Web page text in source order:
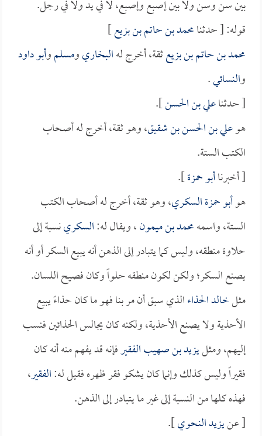
بين سن وسن ولا بين إصبع وإصبع، لا في يد ولا في رجل.
قوله: [ حدثنامحمد بن حاتم بن بزيع]
محمد بن حاتم بن بزيعثقة، أخرج لهالبخاريومسلموأبو داود
والنسائي.
[ حدثناعلي بن الحسن].
هوعلي بن الحسن بن شقيق، وهو ثقة، أخرج له أصحاب
الكتب الستة.
[ أخبرناأبو حمزة].
هوأبو حمزة السكري، وهو ثقة، أخرج له أصحاب الكتب
الستة، واسمهمحمد بن ميمون، ويقال له:السكرينسبة إلى
حلاوة منطقه، وليس كما يتبادر إلى الذهن أنه يبيع السكر أو أنه
يصنع السكر؛ ولكن لكون منطقه حلواً وكان فصيح اللسان.
مثلخالد الحذاءالذي سبق أن مر بنا فهو ما كان حذاءً يبيع
الأحذية ولا يصنع الأحذية، ولكنه كان يجالس الحذائين فنسب
إليهم، ومثليزيد بن صهيب الفقيرفإنه قد يفهم منه أنه كان
فقيراً وليس كذلك وإنما كان يشكو فقر ظهره فقيل له:الفقير،
فهذه كلها من النسبة إلى غير ما يتبادر إلى الذهن.
[ عنيزيد النحوي].